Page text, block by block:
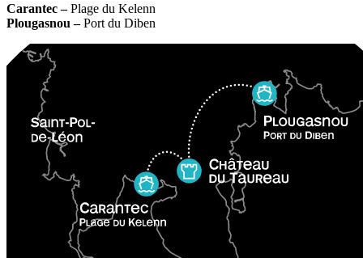
Carantec –Plage du Kelenn
Plougasnou –Port du Diben